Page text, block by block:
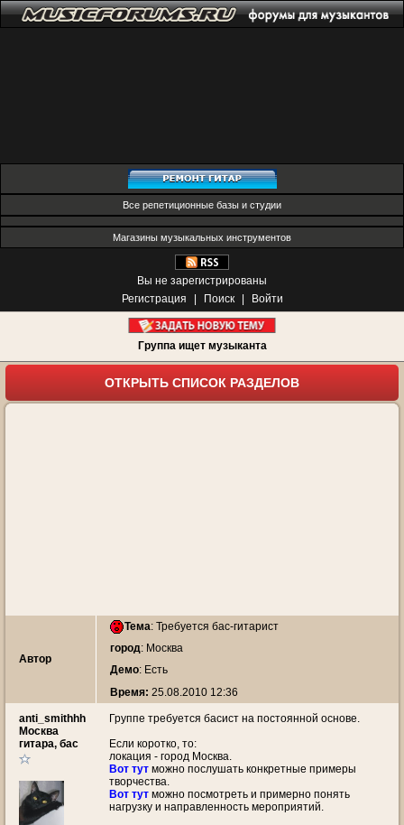
Все репетиционные базы и студии
Магазины музыкальных инструментов
Вы не зарегистрированы
Регистрация
Поиск Войти
Группа ищет музыканта
ОТКРЫТЬ СПИСОК РАЗДЕЛОВ
Автор
Тема: Требуется бас-гитарист
город: Москва
Демо: Есть
Время: 25.08.2010 12:36
anti_smithhh
Москва
гитара, бас
Группе требуется басист на постоянной основе.
Если коротко, то:
локация - город Москва.
Вот тут можно послушать конкретные примеры
творчества.
Вот тут можно посмотреть и примерно понять
нагрузку и направленность мероприятий.